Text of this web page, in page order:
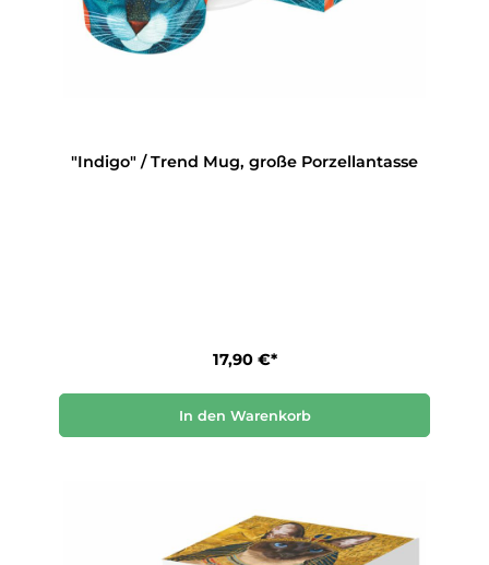
"Indigo" / Trend Mug, große Porzellantasse
17,90 €*
In den Warenkorb